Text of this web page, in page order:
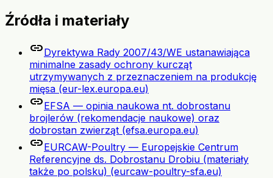
Źródła i materiały
linkDyrektywa Rady 2007/43/WE ustanawiająca
minimalne zasady ochrony kurcząt
utrzymywanych z przeznaczeniem na produkcję
mięsa (eur-lex.europa.eu)
linkEFSA — opinia naukowa nt. dobrostanu
brojlerów (rekomendacje naukowe) oraz
dobrostan zwierząt (efsa.europa.eu)
linkEURCAW-Poultry — Europejskie Centrum
Referencyjne ds. Dobrostanu Drobiu (materiały
także po polsku) (eurcaw-poultry-sfa.eu)